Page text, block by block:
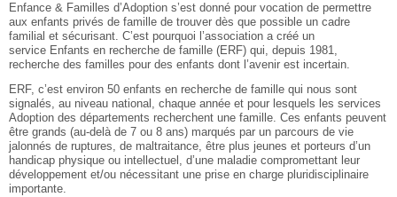
Enfance & Familles d’Adoption s’est donné pour vocation de permettre
aux enfants privés de famille de trouver dès que possible un cadre
familial et sécurisant. C’est pourquoi l’association a créé un
service Enfants en recherche de famille (ERF) qui, depuis 1981,
recherche des familles pour des enfants dont l’avenir est incertain.
ERF, c’est environ 50 enfants en recherche de famille qui nous sont
signalés, au niveau national, chaque année et pour lesquels les services
Adoption des départements recherchent une famille. Ces enfants peuvent
être grands (au-delà de 7 ou 8 ans) marqués par un parcours de vie
jalonnés de ruptures, de maltraitance, être plus jeunes et porteurs d’un
handicap physique ou intellectuel, d’une maladie compromettant leur
développement et/ou nécessitant une prise en charge pluridisciplinaire
importante.